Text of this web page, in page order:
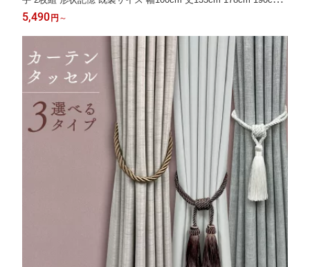
00cm 215cm タッセル フック付 無地 ホワイト アイボリー ベー
ジュ ブラウン leafy リーフィー 既製サイズ
5,490円 ～